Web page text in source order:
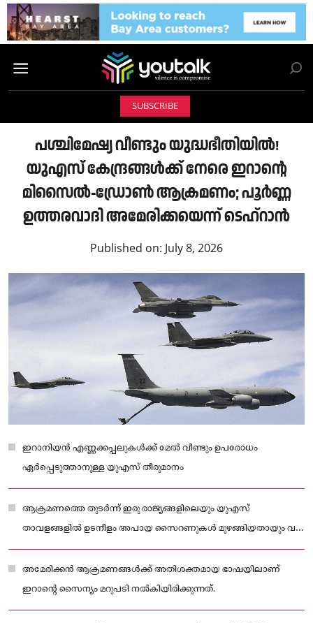
SUBSCRIBE
പശ്ചിമേഷ്യ വീണ്ടും യുദ്ധഭീതിയിൽ!
യുഎസ് കേന്ദ്രങ്ങൾക്ക് നേരെ ഇറാന്റെ
മിസൈൽ-ഡ്രോൺ ആക്രമണം; പൂർണ്ണ
ഉത്തരവാദി അമേരിക്കയെന്ന് ടെഹ്റാൻ
Published on: July 8, 2026
ഇറാനിയൻ എണ്ണക്കപ്പലുകൾക്ക് മേൽ വീണ്ടും ഉപരോധം
ഏർപ്പെടുത്താനുള്ള യുഎസ് തീരുമാനം
ആക്രമണത്തെ തുടർന്ന് ഇരു രാജ്യങ്ങളിലെയും യുഎസ്
താവളങ്ങളിൽ ഉടനീളം അപായ സൈറണുകൾ മുഴങ്ങിയതായും വൻ
നാശനഷ്ടങ്ങൾ ഉണ്ടായതായുമാണ് റിപ്പോർട്ടുകൾ.
അമേരിക്കൻ ആക്രമണങ്ങൾക്ക് അതിശക്തമായ ഭാഷയിലാണ്
ഇറാന്റെ സൈന്യം മറുപടി നൽകിയിരിക്കുന്നത്.